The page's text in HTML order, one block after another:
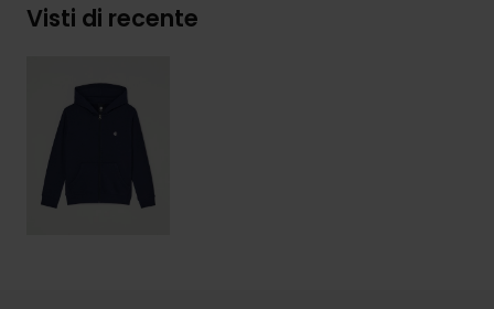
Visti di recente